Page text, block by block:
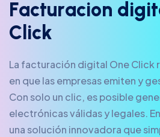
Facturacion d igit
C ick
La facturación digital One Click
en que las empresas emiten y
Con solo un clic, es posible
electrónicas válidas y legales.
una solución innovadora que